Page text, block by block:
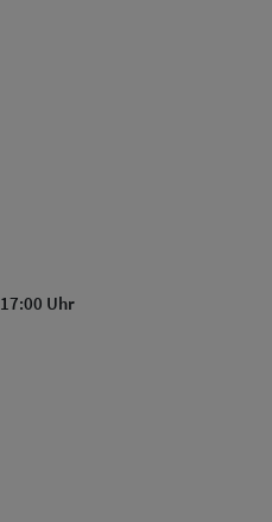
17:00 Uhr